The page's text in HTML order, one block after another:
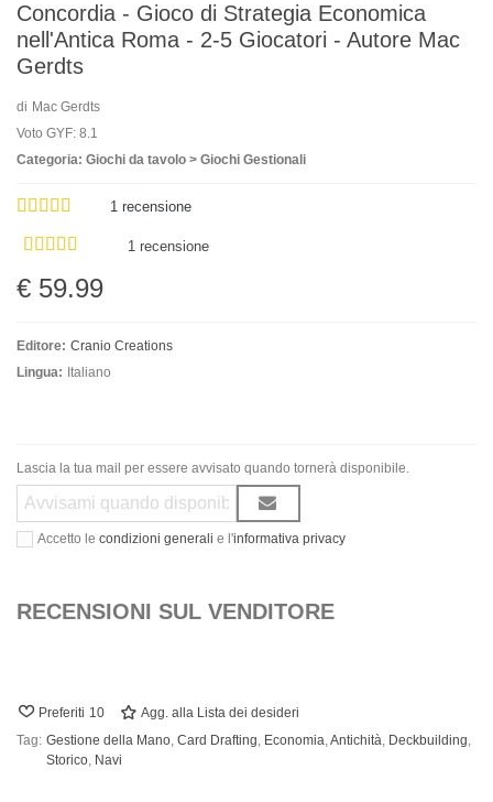
Concordia - Gioco di Strategia Economica
nell'Antica Roma - 2-5 Giocatori - Autore Mac
Gerdts
di Mac Gerdts
Voto GYF: 8.1
Categoria: Giochi da tavolo > Giochi Gestionali
1 recensione
1 recensione
€ 59.99
Editore: Cranio Creations
Lingua: Italiano
Lascia la tua mail per essere avvisato quando tornerà disponibile.
Accetto le condizioni generali e l'informativa privacy
RECENSIONI SUL VENDITORE
Preferiti 10
Agg. alla Lista dei desideri
Tag: Gestione della Mano, Card Drafting, Economia,Antichità, Deckbuilding,
Storico, Navi